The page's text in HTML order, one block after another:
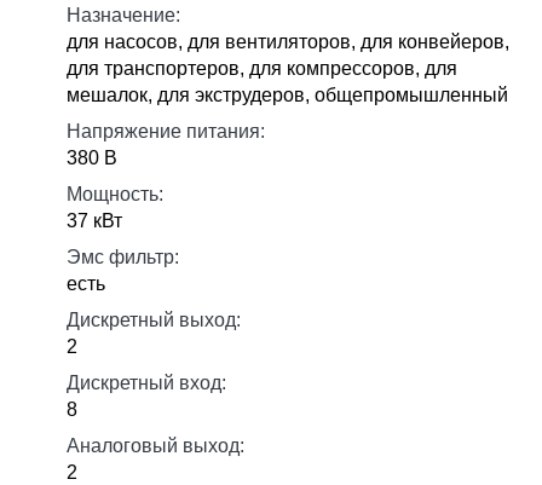
Назначение:
для насосов, для вентиляторов, для конвейеров,
для транспортеров, для компрессоров, для
мешалок, для экструдеров, общепромышленный
Напряжение питания:
380 В
Мощность:
37 кВт
Эмс фильтр:
есть
Дискретный выход:
2
Дискретный вход:
8
Аналоговый выход:
2